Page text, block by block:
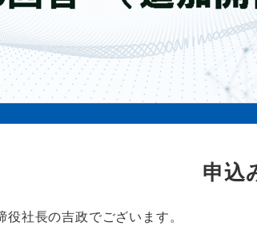
社長の吉政でございます。
申込